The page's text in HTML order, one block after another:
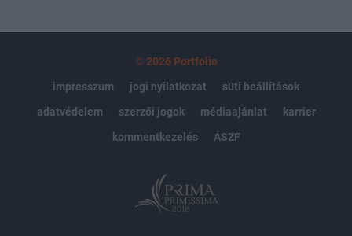
© 2026 Portfolio
impresszum
jogi nyilatkozat
süti beállítások
adatvédelem
szerzői jogok médiaajánlat
karrier
kommentkezelés
ÁSZF